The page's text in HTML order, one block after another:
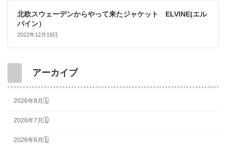
北欧スウェーデンからやって来たジャケット ELVINE(エル
バイン）
2022年12月19日
アーカイブ
2026年8月🗓
2026年7月🗓
2026年6月🗓